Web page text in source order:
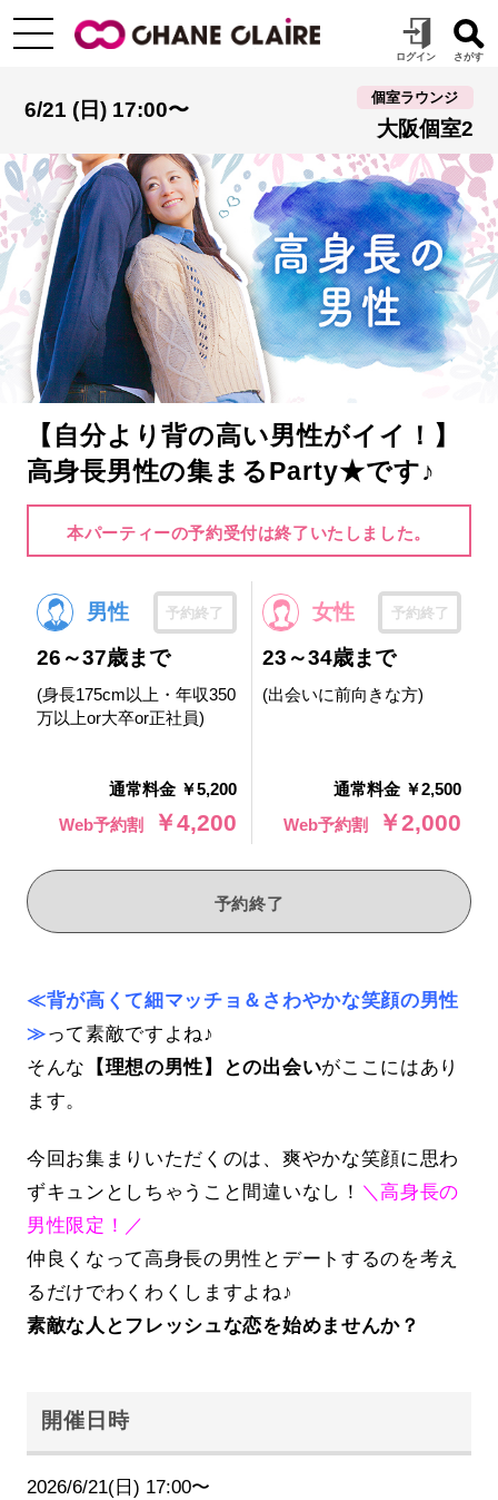
6/21 (日) 17:00〜
個室ラウンジ
大阪個室2
【自分より背の高い男性がイイ！】
高身長男性の集まるParty★です♪
本パーティーの予約受付は終了いたしました。
男性 予約終了
26～37歳まで
(身長175cm以上・年収350
万以上or大卒or正社員)
通常料金 ￥5,200
Web予約割
￥4,200
女性 予約終了
23～34歳まで
(出会いに前向きな方)
通常料金 ￥2,500
Web予約割
￥2,000
予約終了
≪背が高くて細マッチョ＆さわやかな笑顔の男性
≫って素敵ですよね♪
そんな 【理想の男性】との出会いがここにはあり
ます。
今回お集まりいただくのは、爽やかな笑顔に思わ
ずキュンとしちゃうこと間違いなし！ ＼高身長の
男性限定！／
仲良くなって高身長の男性とデートするのを考え
るだけでわくわくしますよね♪
素敵な人とフレッシュな恋を始めませんか？
開催日時
2026/6/21(日) 17:00〜